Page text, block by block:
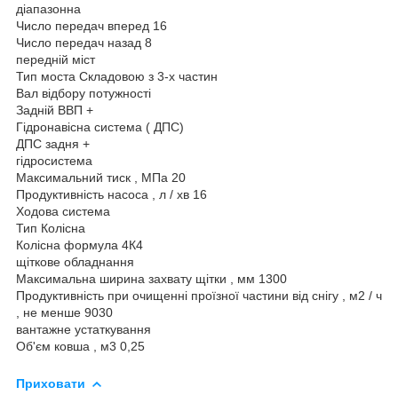
діапазонна
Число передач вперед 16
Число передач назад 8
передній міст
Тип моста Складовою з 3-х частин
Вал відбору потужності
Задній ВВП +
Гідронавісна система ( ДПС)
ДПС задня +
гідросистема
Максимальний тиск , МПа 20
Продуктивність насоса , л / хв 16
Ходова система
Тип Колісна
Колісна формула 4К4
щіткове обладнання
Максимальна ширина захвату щітки , мм 1300
Продуктивність при очищенні проїзної частини від снігу , м2 / ч
, не менше 9030
вантажне устаткування
Об'єм ковша , м3 0,25
Приховати